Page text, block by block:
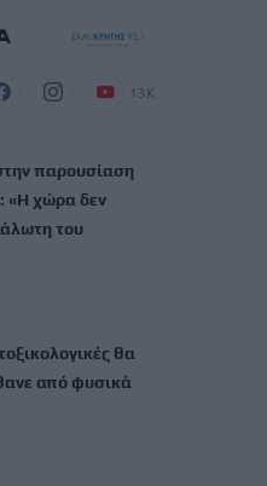
13K
παρουσίαση
«Η χώρα δεν
του
θα
από φυσικά